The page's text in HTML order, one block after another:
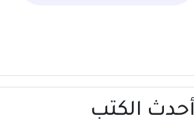
أحدث الكتب